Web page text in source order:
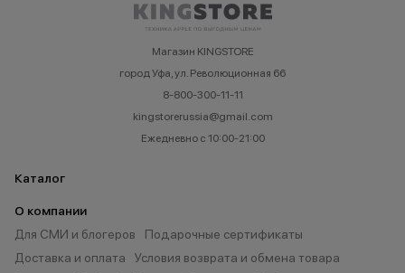
Магазин KINGSTORE
город Уфа, ул. Революционная 66
8-800-300-11-11
kingstorerussia@gmail.com
Ежедневно с 10:00-21:00
Каталог
О компании
Для СМИ и блогеров
Подарочные сертификаты
Доставка и оплата
Условия возврата и обмена товара